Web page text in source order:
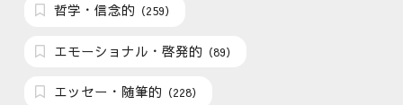
哲学・信念的 （259）
エモーショナル・啓発的 （89）
エッセー・随筆的 （228）